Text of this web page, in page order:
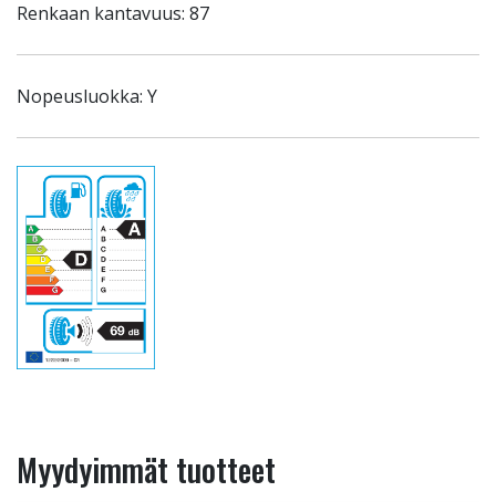
Renkaan kantavuus: 87
Nopeusluokka: Y
Myydyimmät tuotteet